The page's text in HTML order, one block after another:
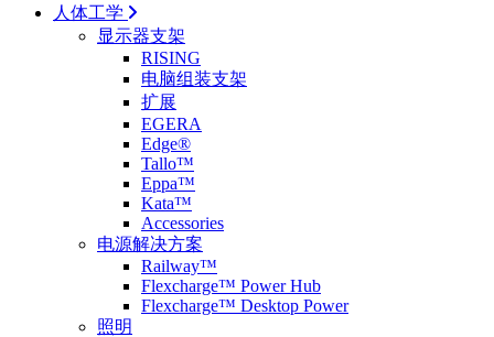
人体工学
显示器支架
RISING
电脑组装支架
扩展
EGERA
Edge®
Tallo™
Eppa™
Kata™
Accessories
电源解决方案
Railway™
Flexcharge™ Power Hub
Flexcharge™ Desktop Power
照明